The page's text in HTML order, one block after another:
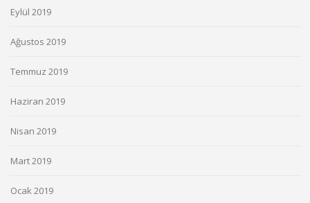
Eylül 2019
Ağustos 2019
Temmuz 2019
Haziran 2019
Nisan 2019
Mart 2019
Ocak 2019